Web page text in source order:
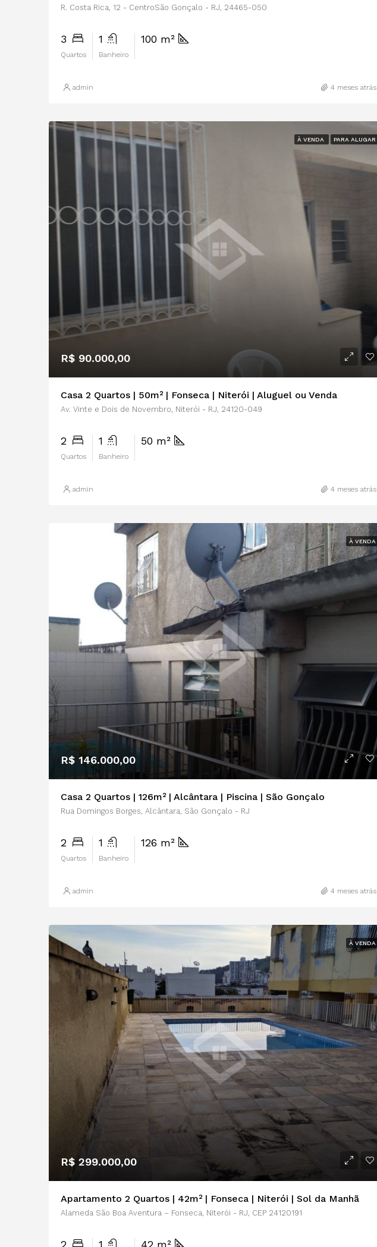
R. Costa Rica, 12 - CentroSão Gonçalo - RJ, 24465-050
3
Quartos
1
Banheiro
100 m²
admin 4 meses atrás
À VENDA PARA ALUGAR
R$ 90.000,00
Casa 2 Quartos | 50m² | Fonseca | Niterói | Aluguel ou Venda
Av. Vinte e Dois de Novembro, Niterói - RJ, 24120-049
2
Quartos
1
Banheiro
50 m²
admin 4 meses atrás
À VENDA
R$ 146.000,00
Casa 2 Quartos | 126m² | Alcântara | Piscina | São Gonçalo
Rua Domingos Borges, Alcântara, São Gonçalo - RJ
2
Quartos
1
Banheiro
126 m²
admin 4 meses atrás
À VENDA
R$ 299.000,00
Apartamento 2 Quartos | 42m² | Fonseca | Niterói | Sol da Manhã
Alameda São Boa Aventura – Fonseca, Niterói - RJ, CEP 24120191
2 1 42 m²